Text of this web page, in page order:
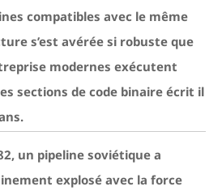
compatibles avec le même
s’est avérée si robuste que
modernes exécutent
sections de code binaire écrit il
un pipeline soviétique a
explosé avec la force